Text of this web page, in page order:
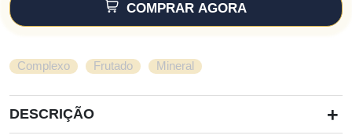
COMPRAR AGORA
Complexo Frutado Mineral
DESCRIÇÃO +